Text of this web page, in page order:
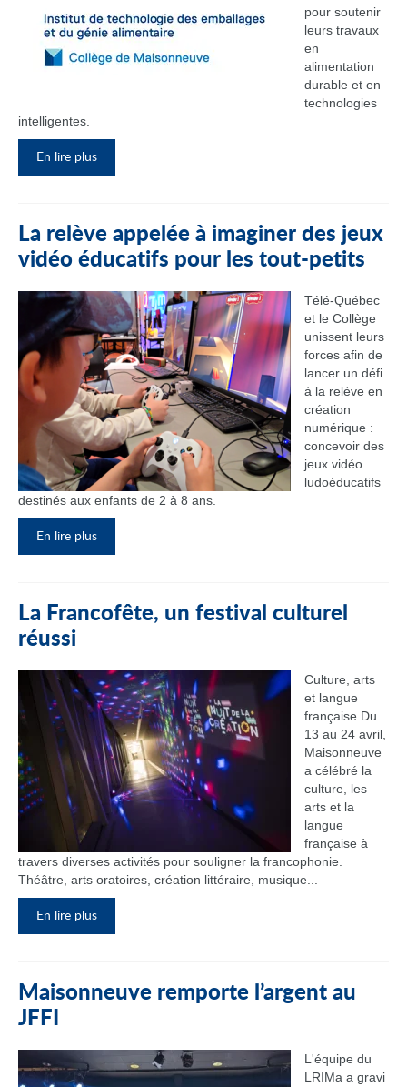
pour soutenir
leurs travaux
en
alimentation
durable et en
technologies
intelligentes.
En lire plus
La relève appelée à imaginer des jeux
vidéo éducatifs pour les tout-petits
Télé-Québec
et le Collège
unissent leurs
forces afin de
lancer un défi
à la relève en
création
numérique :
concevoir des
jeux vidéo
ludoéducatifs
destinés aux enfants de 2 à 8 ans.
En lire plus
La Francofête, un festival culturel
réussi
Culture, arts
et langue
française Du
13 au 24 avril,
Maisonneuve
a célébré la
culture, les
arts et la
langue
française à
travers diverses activités pour souligner la francophonie.
Théâtre, arts oratoires, création littéraire, musique...
En lire plus
Maisonneuve remporte l’argent au
JFFI
L'équipe du
LRIMa a gravi